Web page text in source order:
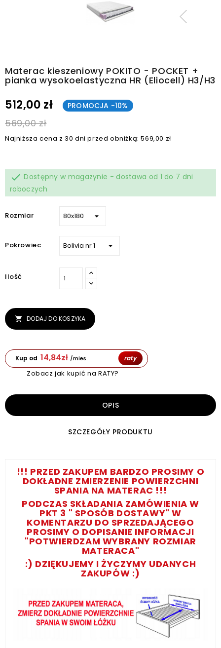
Materac kieszeniowy POKITO - POCKET +
pianka wysokoelastyczna HR (Eliocell) H3/H3
512,00 zł PROMOCJA -10%
569,00 zł
Najniższa cena z 30 dni przed obniżką: 569,00 zł
 Dostępny w magazynie - dostawa od 1 do 7 dni
roboczych
Rozmiar
Pokrowiec
Ilość
 DODAJ DO KOSZYKA
Kup od 14,84zł /mies. raty
Zobacz jak kupić na RATY?
OPIS
SZCZEGÓŁY PRODUKTU
!!! PRZED ZAKUPEM BARDZO PROSIMY O
DOKŁADNE ZMIERZENIE POWIERZCHNI
SPANIA NA MATERAC !!!
PODCZAS SKŁADANIA ZAMÓWIENIA W
PKT 3 " SPOSÓB DOSTAWY" W
KOMENTARZU DO SPRZEDAJĄCEGO
PROSIMY O DOPISANIE INFORMACJI
"POTWIERDZAM WYBRANY ROZMIAR
MATERACA"
:) DZIĘKUJEMY I ŻYCZYMY UDANYCH
ZAKUPÓW :)